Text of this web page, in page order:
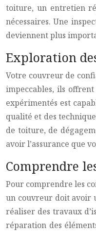
toiture, un entretien
nécessaires. Une
deviennent plus
Exploration
Votre couvreur de
impeccables, ils
expérimentés est
qualité et des
de toiture, de
avoir l’assurance que
Comprendre
Pour comprendre les
un couvreur doit avoir
réaliser des travaux
réparation des